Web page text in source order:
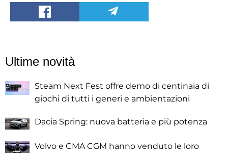
Ultime novità
Steam Next Fest offre demo di centinaia di
giochi di tutti i generi e ambientazioni
Dacia Spring: nuova batteria e più potenza
Volvo e CMA CGM hanno venduto le loro